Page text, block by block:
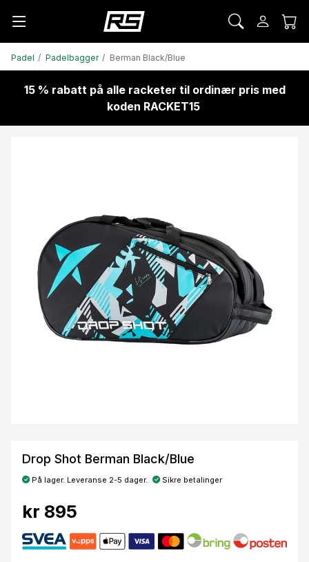
Padel Padelbagger Berman Black/Blue
15 % rabatt på alle racketer til ordinær pris med
koden RACKET15
Drop Shot Berman Black/Blue
På lager. Leveranse 2-5 dager. Sikre betalinger
kr 895